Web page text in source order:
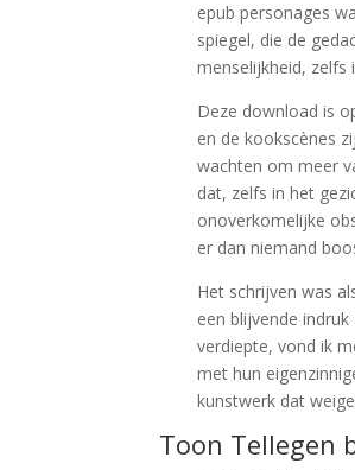
epub personages
spiegel, die de
menselijkheid, zelfs
Deze download is
en de kookscènes
wachten om meer
dat, zelfs in het
onoverkomelijke
er dan niemand
Het schrijven was
een blijvende
verdiepte, vond ik
met hun
kunstwerk dat
Toon Tellegen